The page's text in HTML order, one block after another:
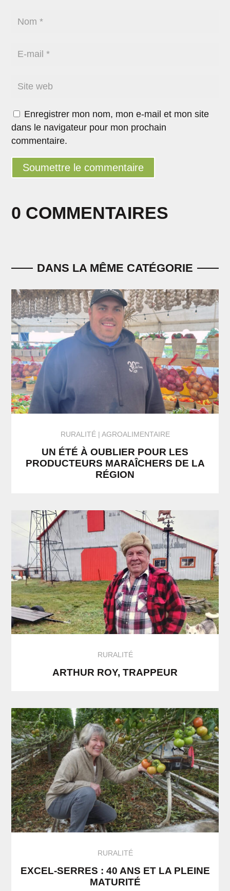
0 COMMENTAIRES
Enregistrer mon nom, mon e-mail et mon site
dans le navigateur pour mon prochain
commentaire.
Soumettre le commentaire
DANS LA MÊME CATÉGORIE
RURALITÉ AGROALIMENTAIRE
UN ÉTÉ À OUBLIER POUR LES
PRODUCTEURS MARAÎCHERS DE LA
RÉGION
RURALITÉ
ARTHUR ROY, TRAPPEUR
RURALITÉ
EXCEL-SERRES : 40 ANS ET LA PLEINE
MATURITÉ